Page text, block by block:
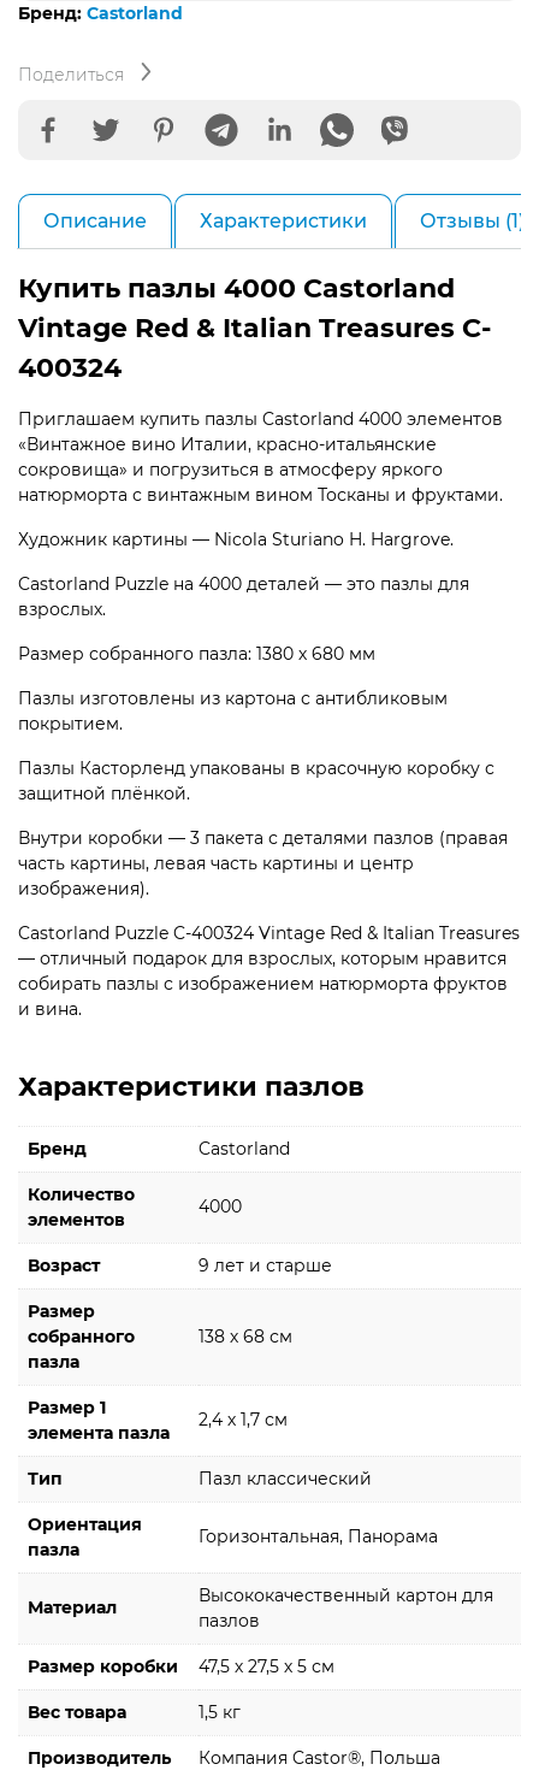
Бренд: Castorland
Поделиться
Описание Характеристики Отзывы (1)
Купить пазлы 4000 Castorland
Vintage Red & Italian Treasures C-
400324
Приглашаем купить пазлы Castorland 4000 элементов
«Винтажное вино Италии, красно-итальянские
сокровища» и погрузиться в атмосферу яркого
натюрморта с винтажным вином Тосканы и фруктами.
Художник картины — Nicola Sturiano H. Hargrove.
Castorland Puzzle на 4000 деталей — это пазлы для
взрослых.
Размер собранного пазла: 1380 х 680 мм
Пазлы изготовлены из картона с антибликовым
покрытием.
Пазлы Касторленд упакованы в красочную коробку с
защитной плёнкой.
Внутри коробки — 3 пакета с деталями пазлов (правая
часть картины, левая часть картины и центр
изображения).
Castorland Puzzle C-400324 Vintage Red & Italian Treasures
— отличный подарок для взрослых, которым нравится
собирать пазлы с изображением натюрморта фруктов
и вина.
Характеристики пазлов
Бренд Castorland
Количество
элементов
4000
Возраст 9 лет и старше
Размер
собранного
пазла
138 х 68 см
Размер 1
элемента пазла
2,4 х 1,7 см
Тип Пазл классический
Ориентация
пазла
Горизонтальная, Панорама
Материал
Высококачественный картон для
пазлов
Размер коробки 47,5 х 27,5 х 5 см
Вес товара 1,5 кг
Производитель Компания Castor®, Польша